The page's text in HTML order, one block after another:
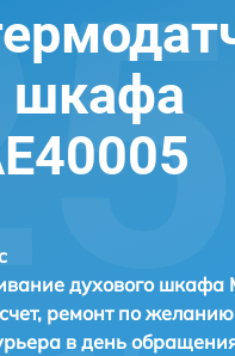
шкафа
духового шкафа
ремонт по желанию
в день